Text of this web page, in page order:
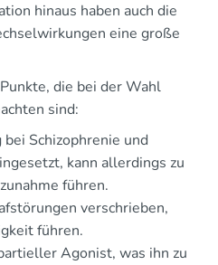
hinaus haben auch die
eine große
die bei der Wahl
sind:
Schizophrenie und
kann allerdings zu
führen.
verschrieben,
führen.
Agonist, was ihn zu